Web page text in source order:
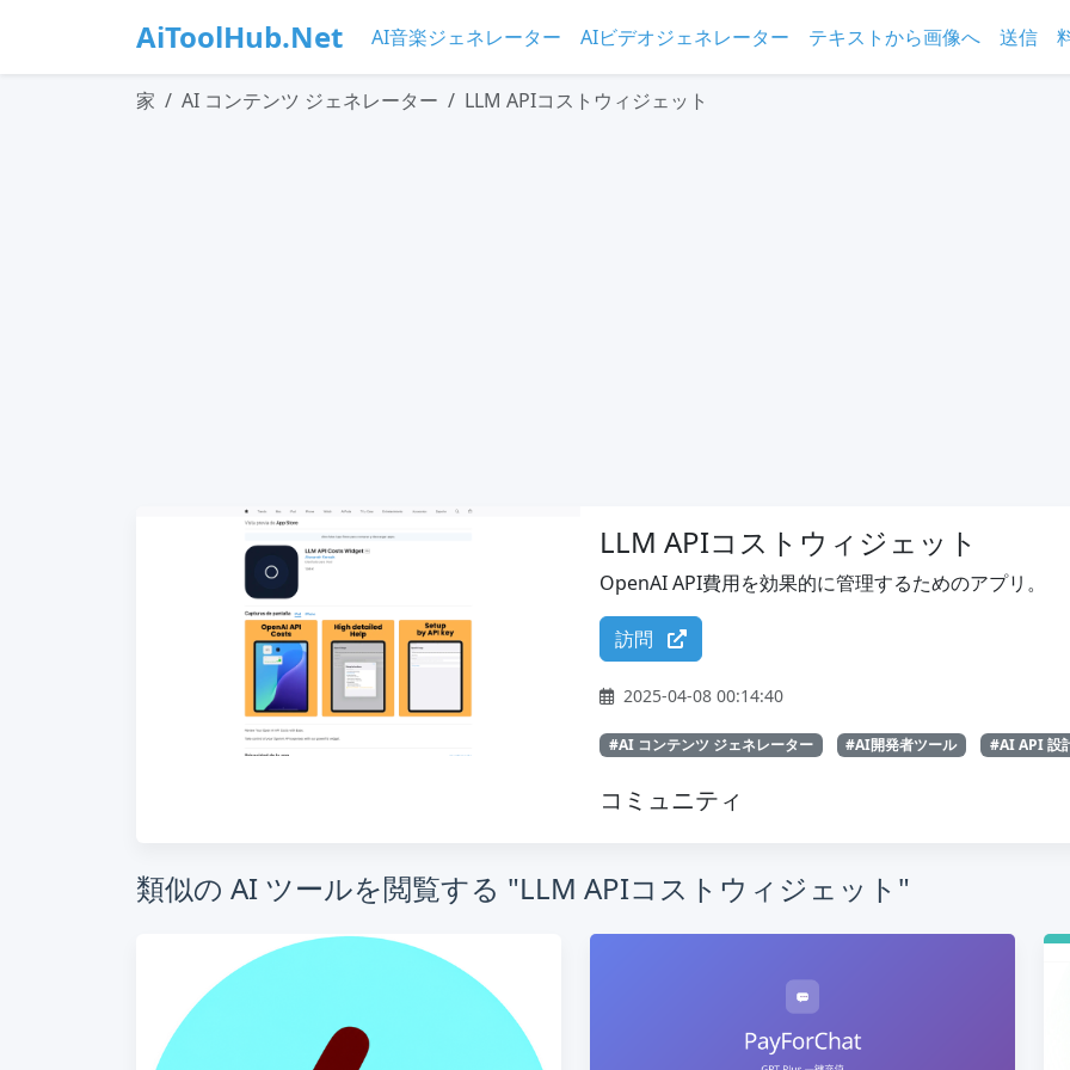
AiToolHub.Net AI音楽ジェネレーター AIビデオジェネレーター テキストから画像へ 送信
家 AI コンテンツ ジェネレーター LLM APIコストウィジェット
LLM APIコストウィジェット
OpenAI API費用を効果的に管理するためのアプリ。
訪問
2025-04-08 00:14:40
#AI コンテンツ ジェネレーター #AI開発者ツール #AI API 設
コミュニティ
類似の AI ツールを閲覧する "LLM APIコストウィジェット"